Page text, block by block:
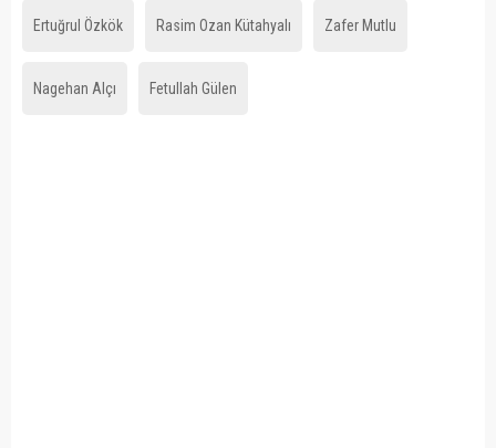
Ertuğrul Özkök Rasim Ozan Kütahyalı Zafer Mutlu
Nagehan Alçı Fetullah Gülen